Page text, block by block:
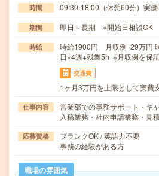
時間 09:30-18:00（休憩60分）実働
期間 即日～長期 ※開始日相談OK
時給
時給1900円 月収例 29万円
日×4週+残業5h ※月収例を保
交通費
1ヶ月3万円を上限として実費
仕事内容
営業部での事務サポート・キ
入稿業務・社内申請業務・見
応募資格
ブランクOK / 英語力不要
事務の経験がある方
職場の雰囲気